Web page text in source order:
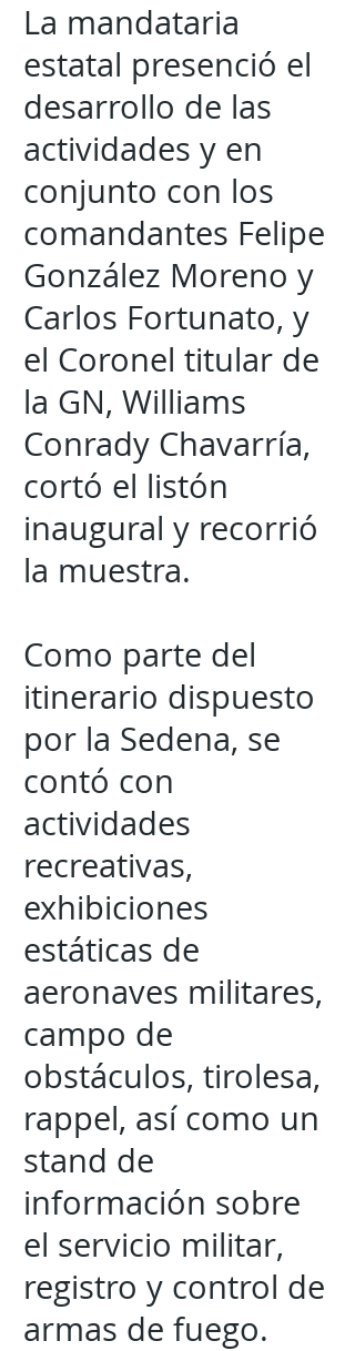
La mandataria
estatal presenció el
desarrollo de las
actividades y en
conjunto con los
comandantes Felipe
González Moreno y
Carlos Fortunato, y
el Coronel titular de
la GN, Williams
Conrady Chavarría,
cortó el listón
inaugural y recorrió
la muestra.
Como parte del
itinerario dispuesto
por la Sedena, se
contó con
actividades
recreativas,
exhibiciones
estáticas de
aeronaves militares,
campo de
obstáculos, tirolesa,
rappel, así como un
stand de
información sobre
el servicio militar,
registro y control de
armas de fuego.